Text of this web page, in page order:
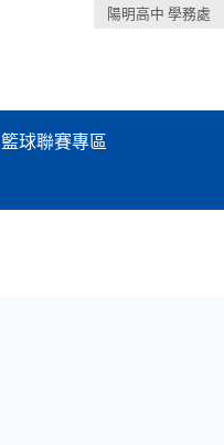
陽明高中 學務處
籃球聯賽專區